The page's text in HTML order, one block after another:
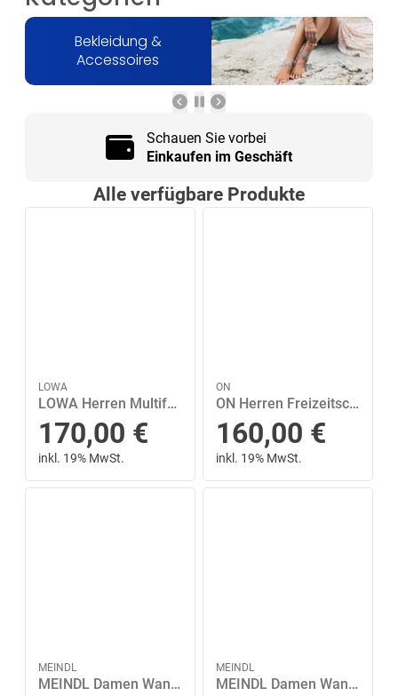
Zeige Karte 1 bis 1 von 3
Bekleidung &
Accessoires
Schauen Sie vorbei
Einkaufen im Geschäft
Alle verfügbare Produkte
LOWA
LOWA Herren Multifunktionsschuhe INNOX EVO II GTX 43 ½ in Grau
170,00 €
inkl. 19% MwSt.
ON
ON Herren Freizeitschuhe Cloud 6 44 ½ in Silber
160,00 €
inkl. 19% MwSt.
MEINDL
MEINDL Damen Wanderschuhe Lite Trail GTX
MEINDL
MEINDL Damen Wanderschuhe Lite Trail GTX